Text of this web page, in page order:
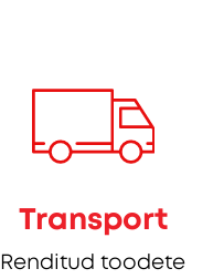
Transport
Renditud toodete